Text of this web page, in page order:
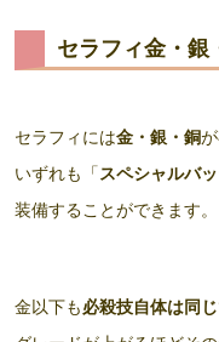
セラフィ金・銀
セラフィには金・銀・銅
いずれも「 スペシャルバ
装備することができます。
金以下も必殺技自体は同じ